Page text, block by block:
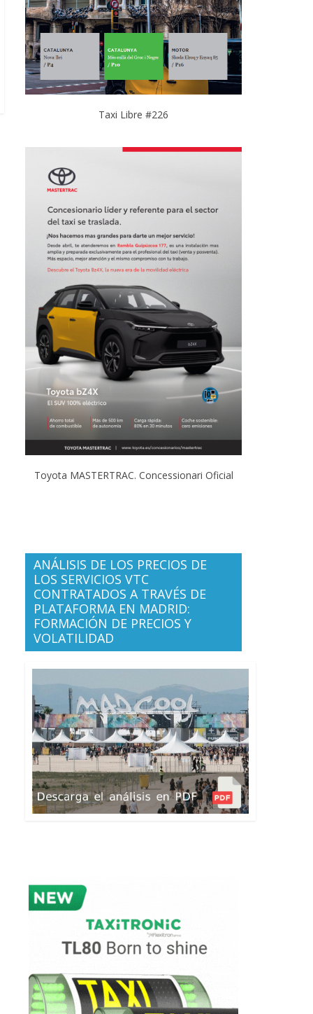
Taxi Libre #226
Toyota MASTERTRAC. Concessionari Oficial
ANÁLISIS DE LOS PRECIOS DE
LOS SERVICIOS VTC
CONTRATADOS A TRAVÉS DE
PLATAFORMA EN MADRID:
FORMACIÓN DE PRECIOS Y
VOLATILIDAD